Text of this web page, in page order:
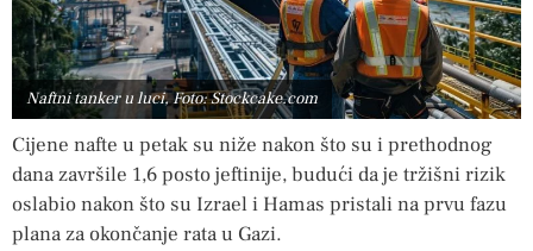
Naftni tanker u luci, Foto: Stockcake.com
Cijene nafte u petak su niže nakon što su i prethodnog
dana završile 1,6 posto jeftinije, budući da je tržišni rizik
oslabio nakon što su Izrael i Hamas pristali na prvu fazu
plana za okončanje rata u Gazi.